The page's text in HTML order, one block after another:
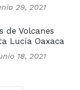
29, 2021
de Volcanes
Lucía Oaxaca
18, 2021